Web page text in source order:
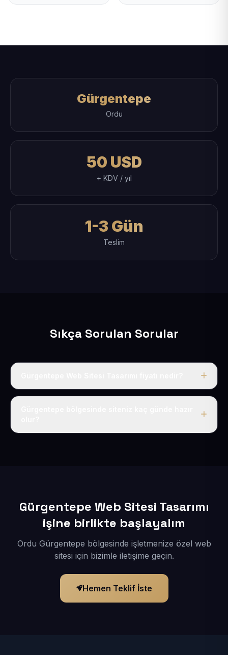
Gürgentepe
Ordu
50 USD
+ KDV / yıl
1-3 Gün
Teslim
Sıkça Sorulan Sorular
Tek fiyat uygulanır: yıllık 50 USD + KDV. Bu bedele alan
Gürgentepe Web Sitesi Tasarımı
işine birlikte başlayalım
Ordu Gürgentepe bölgesinde işletmenize özel web
sitesi için bizimle iletişime geçin.
Hemen Teklif İste